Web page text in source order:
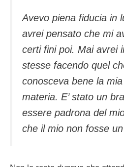
Avevo piena fiducia in
avrei pensato che mi
certi fini poi. Mai avrei
stesse facendo quel
conosceva bene la
materia. E’ stato un
essere padrona del
che il mio non fosse